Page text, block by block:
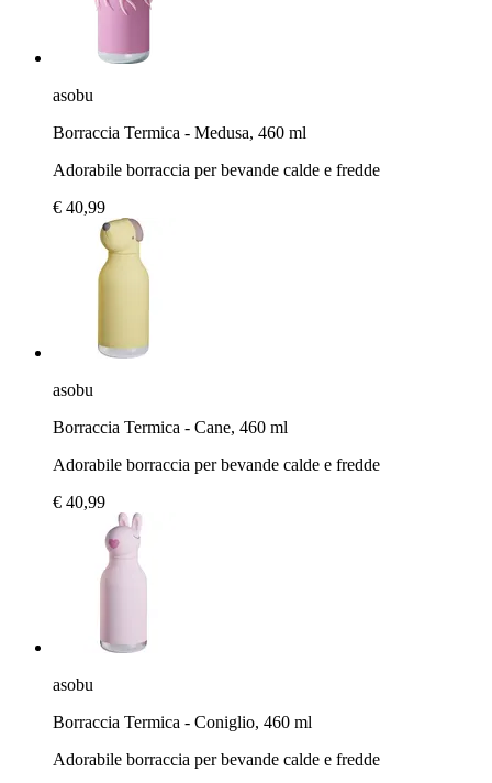
asobu
Borraccia Termica - Medusa, 460 ml
Adorabile borraccia per bevande calde e fredde
€ 40,99
asobu
Borraccia Termica - Cane, 460 ml
Adorabile borraccia per bevande calde e fredde
€ 40,99
asobu
Borraccia Termica - Coniglio, 460 ml
Adorabile borraccia per bevande calde e fredde